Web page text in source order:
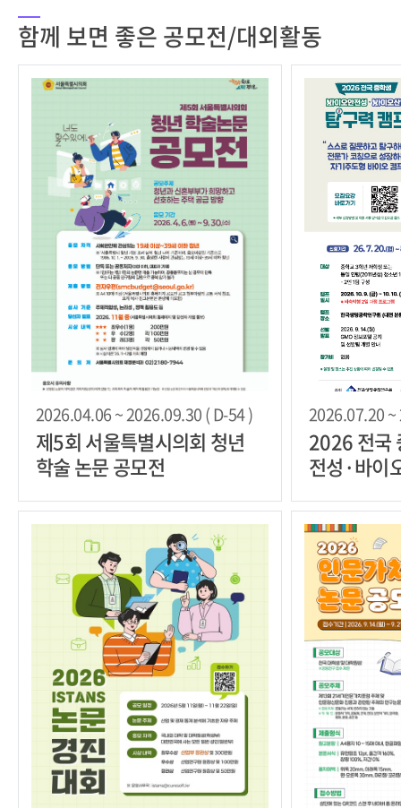
함께 보면 좋은 공모전/대외활동
2026.04.06 ~ 2026.09.30 ( D-54 )
제5회 서울특별시의회 청년
학술 논문 공모전
2026.07.20 ~
2026 전국
전성·바이